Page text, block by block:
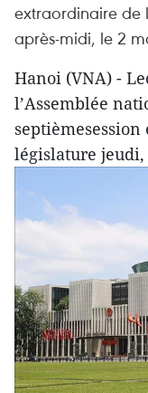
extraordinaire de
après-midi, le 2
Hanoi (VNA) -
l’Assemblée
législature